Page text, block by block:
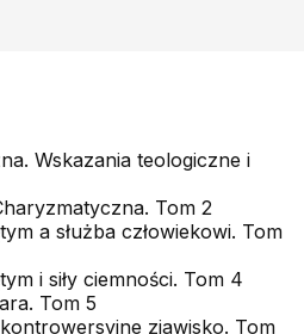
Wskazania teologiczne i
Tom 2
a służba człowiekowi. Tom
i siły ciemności. Tom 4
Tom 5
zjawisko. Tom